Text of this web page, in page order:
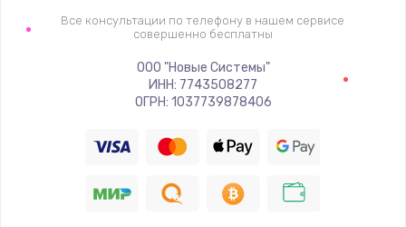
Все консультации по телефону в нашем сервисе
совершенно бесплатны
ООО "Новые Системы"
ИНН: 7743508277
ОГРН: 1037739878406